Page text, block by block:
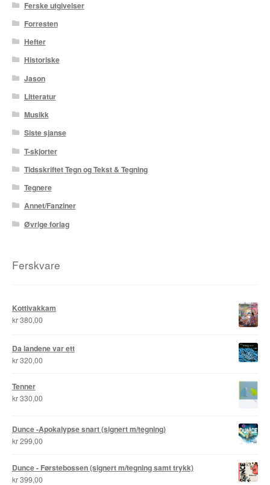
Odd Henning Skyllingstad
Ronny Haugeland
Rui Tenreiro
Sigbjørn Lilleeng
Sven Tveit / Jarle Grinde
Tim Ng Tvedt
Tor Morisse
Tore Strand Olsen
Xueting Yang
Til kassen
Ferske utgivelser
Forresten
Hefter
Historiske
Jason
Litteratur
Musikk
Siste sjanse
T-skjorter
Tidsskriftet Tegn og Tekst & Tegning
Tegnere
Annet/Fanziner
Øvrige forlag
Ferskvare
Kottivakkam
kr380,00
Da landene var ett
kr320,00
Tenner
kr330,00
Dunce -Apokalypse snart (signert m/tegning)
kr299,00
Dunce - Førstebossen (signert m/tegning samt trykk)
kr399,00